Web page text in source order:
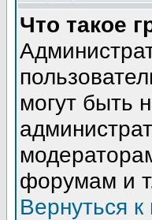
Что такое
могут быть
форумам и
Вернуться к